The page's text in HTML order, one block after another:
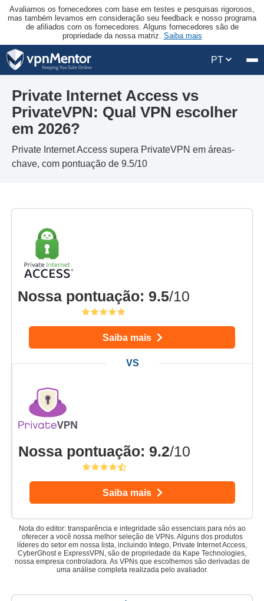
Avaliamos os fornecedores com base em testes e pesquisas rigorosos,
mas também levamos em consideração seu feedback e nosso programa
de afiliados com os fornecedores. Alguns fornecedores são de
propriedade da nossa matriz. Saiba mais
PT
Private Internet Access vs
PrivateVPN: Qual VPN escolher
em 2026?
Private Internet Access supera PrivateVPN em áreas-
chave, com pontuação de 9.5/10
Nossa pontuação: 9.5/10
Saiba mais
Nossa pontuação: 9.2/10
Saiba mais
Nota do editor: transparência e integridade são essenciais para nós ao
oferecer a você nossa melhor seleção de VPNs. Alguns dos produtos
líderes do setor em nossa lista, incluindo Intego, Private Internet Access,
CyberGhost e ExpressVPN, são de propriedade da Kape Technologies,
nossa empresa controladora. As VPNs que escolhemos são derivadas de
uma análise completa realizada pelo avaliador.